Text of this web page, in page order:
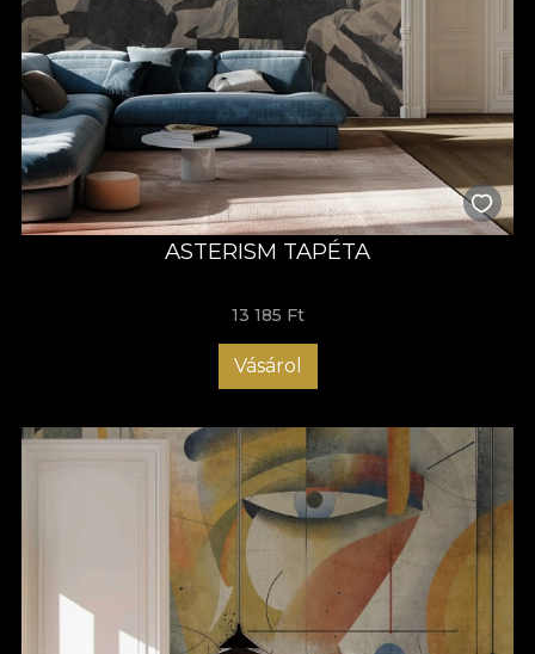
ASTERISM TAPÉTA
13 185 Ft
Vásárol